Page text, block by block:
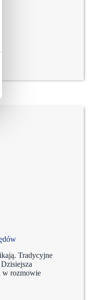
Tradycyjne
w rozmowie